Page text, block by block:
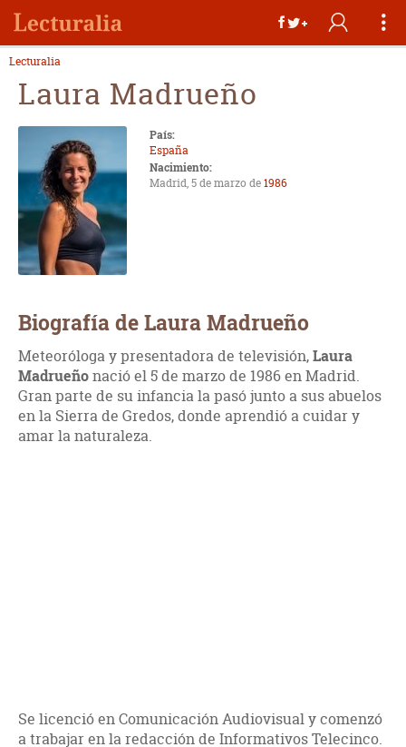
Lecturalia
Laura Madrueño
País:
España
Nacimiento:
Madrid, 5 de marzo de1986
Biografía de Laura Madrueño
Meteoróloga y presentadora de televisión,Laura
Madrueñonació el 5 de marzo de 1986 en Madrid.
Gran parte de su infancia la pasó junto a sus abuelos
en la Sierra de Gredos, donde aprendió a cuidar y
amar la naturaleza.
Se licenció en Comunicación Audiovisual y comenzó
a trabajar en la redacción de Informativos Telecinco.